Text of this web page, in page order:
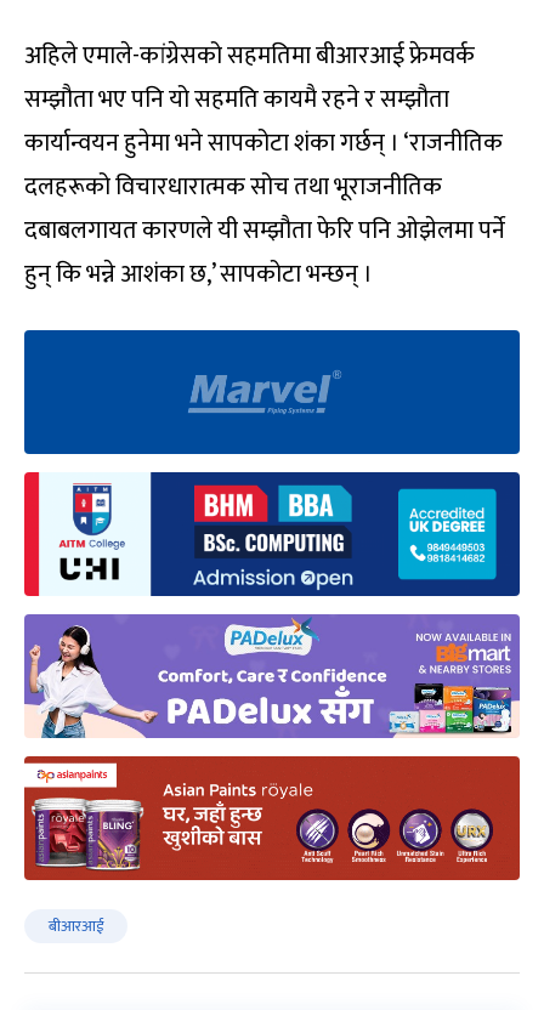
अहिले एमाले-कांग्रेसको सहमतिमा बीआरआई फ्रेमवर्क
सम्झौता भए पनि यो सहमति कायमै रहने र सम्झौता
कार्यान्वयन हुनेमा भने सापकोटा शंका गर्छन् । ‘राजनीतिक
दलहरूको विचारधारात्मक सोच तथा भूराजनीतिक
दबाबलगायत कारणले यी सम्झौता फेरि पनि ओझेलमा पर्ने
हुन् कि भन्ने आशंका छ,’ सापकोटा भन्छन् ।
बीआरआई